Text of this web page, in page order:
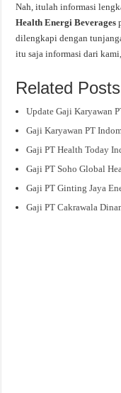
Nah, itulah informasi
Health Energi Beverages
dilengkapi dengan
itu saja informasi dari
Related
Update Gaji Karyawan
Gaji Karyawan PT
Gaji PT Health Today
Gaji PT Soho Global
Gaji PT Ginting Jaya
Gaji PT Cakrawala